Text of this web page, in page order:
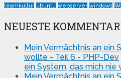
teamkultur ubuntu webserver windows
NEUESTE
Mein Vermächtnis an ein
wollte - Teil 6 - PHP-Dev
ein System, das mich nie